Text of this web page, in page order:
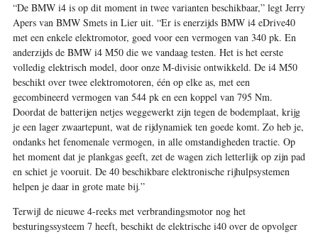
“De BMW i4 is op dit moment in twee varianten beschikbaar,” legt Jerry
Apers van BMW Smets in Lier uit. “Er is enerzijds BMW i4 eDrive40
met een enkele elektromotor, goed voor een vermogen van 340 pk. En
anderzijds de BMW i4 M50 die we vandaag testen. Het is het eerste
volledig elektrisch model, door onze M-divisie ontwikkeld. De i4 M50
beschikt over twee elektromotoren, één op elke as, met een
gecombineerd vermogen van 544 pk en een koppel van 795 Nm.
Doordat de batterijen netjes weggewerkt zijn tegen de bodemplaat, krijg
je een lager zwaartepunt, wat de rijdynamiek ten goede komt. Zo heb je,
ondanks het fenomenale vermogen, in alle omstandigheden tractie. Op
het moment dat je plankgas geeft, zet de wagen zich letterlijk op zijn pad
en schiet je vooruit. De 40 beschikbare elektronische rijhulpsystemen
helpen je daar in grote mate bij.”
Terwijl de nieuwe 4-reeks met verbrandingsmotor nog het
besturingssysteem 7 heeft, beschikt de elektrische i40 over de opvolger